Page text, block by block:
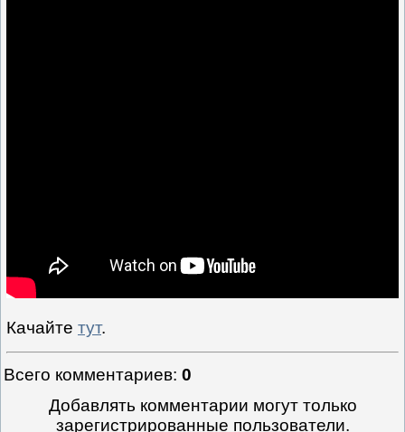
Качайте тут.
Всего комментариев: 0
Добавлять комментарии могут только
зарегистрированные пользователи.